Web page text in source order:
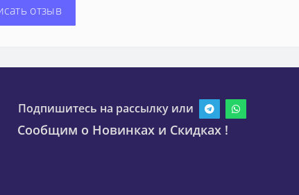
отзыв
Подпишитесь на рассылку или
Сообщим о Новинках и Скидках !